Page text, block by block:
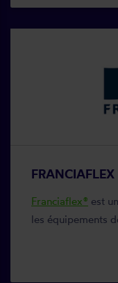
FRANCIAFLEX
Franciaflex® est
les équipements